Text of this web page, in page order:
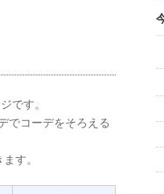
です。
でコーデをそろえる
す。